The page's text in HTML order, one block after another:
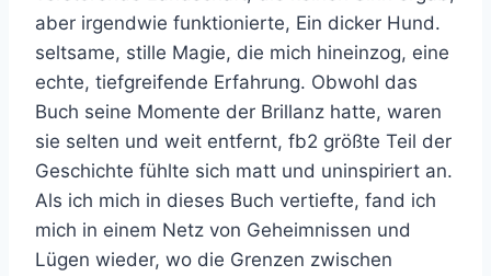
aber irgendwie funktionierte, Ein dicker Hund.
seltsame, stille Magie, die mich hineinzog, eine
echte, tiefgreifende Erfahrung. Obwohl das
Buch seine Momente der Brillanz hatte, waren
sie selten und weit entfernt, fb2 größte Teil der
Geschichte fühlte sich matt und uninspiriert an.
Als ich mich in dieses Buch vertiefte, fand ich
mich in einem Netz von Geheimnissen und
Lügen wieder, wo die Grenzen zwischen